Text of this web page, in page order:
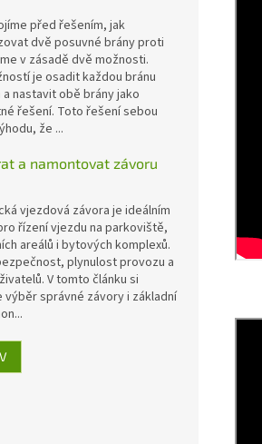
před řešením, jak
dvě posuvné brány proti
v zásadě dvě možnosti.
je osadit každou bránu
nastavit obě brány jako
řešení. Toto řešení sebou
že ...
a namontovat závoru
vjezdová závora je ideálním
řízení vjezdu na parkoviště,
areálů i bytových komplexů.
plynulost provozu a
V tomto článku si
výběr správné závory i základní